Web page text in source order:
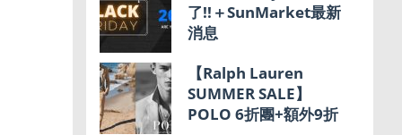
了!!＋SunMarket最新
消息
【Ralph Lauren
SUMMER SALE】
POLO 6折團+額外9折